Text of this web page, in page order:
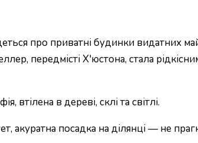
про приватні будинки видатних
передмісті Х'юстона, стала
в дереві, склі та світлі.
акуратна посадка на ділянці — не